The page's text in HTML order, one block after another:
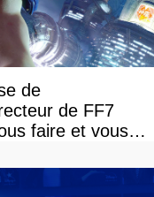
de
de FF7
faire et vous